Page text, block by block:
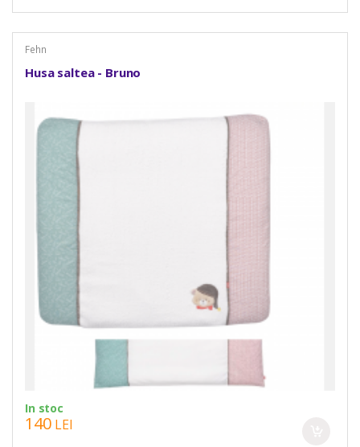
Fehn
Husa saltea - Bruno
In stoc
140 LEI